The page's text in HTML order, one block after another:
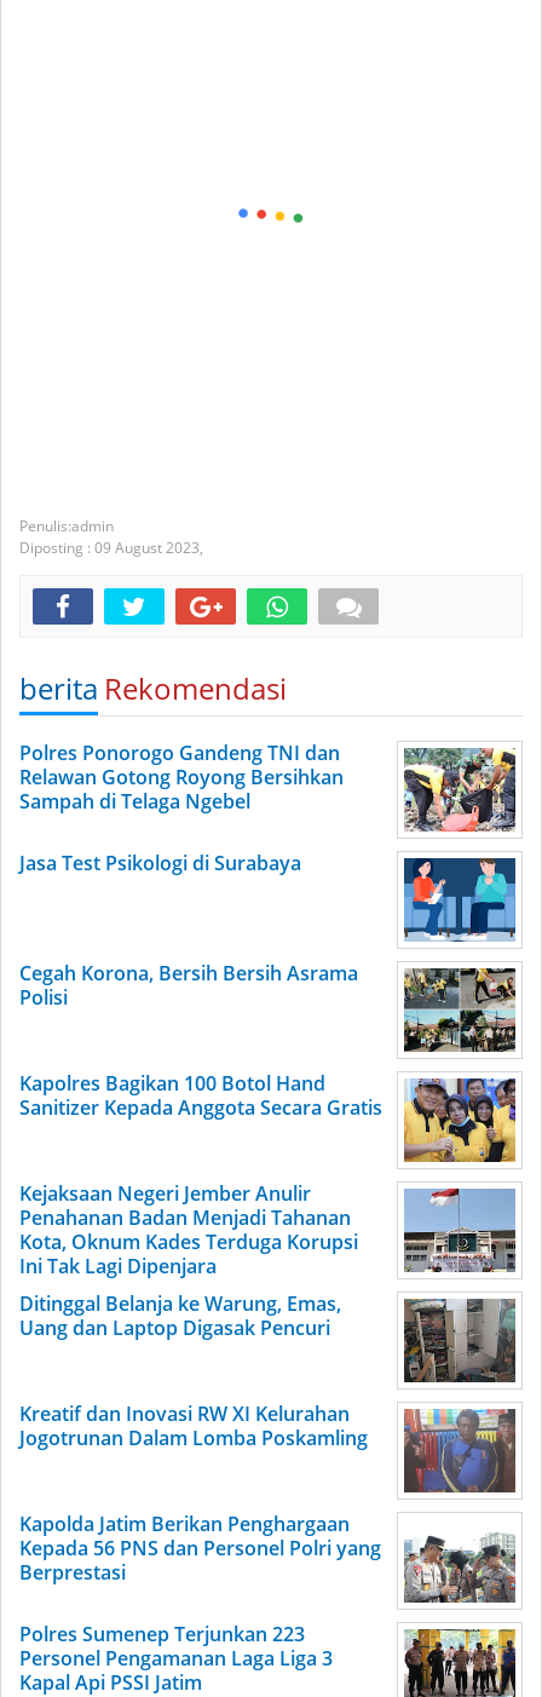
admin
Diposting : 09 August 2023,
berita Rekomendasi
Polres Ponorogo Gandeng TNI dan
Relawan Gotong Royong Bersihkan
Sampah di Telaga Ngebel
Jasa Test Psikologi di Surabaya
Cegah Korona, Bersih Bersih Asrama
Polisi
Kapolres Bagikan 100 Botol Hand
Sanitizer Kepada Anggota Secara Gratis
Kejaksaan Negeri Jember Anulir
Penahanan Badan Menjadi Tahanan
Kota, Oknum Kades Terduga Korupsi
Ini Tak Lagi Dipenjara
Ditinggal Belanja ke Warung, Emas,
Uang dan Laptop Digasak Pencuri
Kreatif dan Inovasi RW XI Kelurahan
Jogotrunan Dalam Lomba Poskamling
Kapolda Jatim Berikan Penghargaan
Kepada 56 PNS dan Personel Polri yang
Berprestasi
Polres Sumenep Terjunkan 223
Personel Pengamanan Laga Liga 3
Kapal Api PSSI Jatim